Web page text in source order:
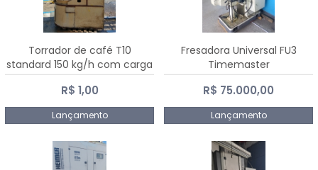
Torrador de café T10
standard 150 kg/h com carga
de 10 kg
R$ 1,00
Lançamento
Fresadora Universal FU3
Timemaster
R$ 75.000,00
Lançamento